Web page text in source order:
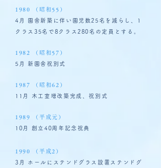
1980 （昭和55）
4月 園舎新築に伴い園児数25名を減らし、1
クラス35名で8クラス280名の定員とする。
1982 （昭和57）
5月 新園舎祝別式
1987 （昭和62）
11月 木工室増改築完成、祝別式
1989 （平成元）
10月 創立40周年記念祝典
1990 （平成2）
3月 ホールにステンドグラス設置ステンドグ